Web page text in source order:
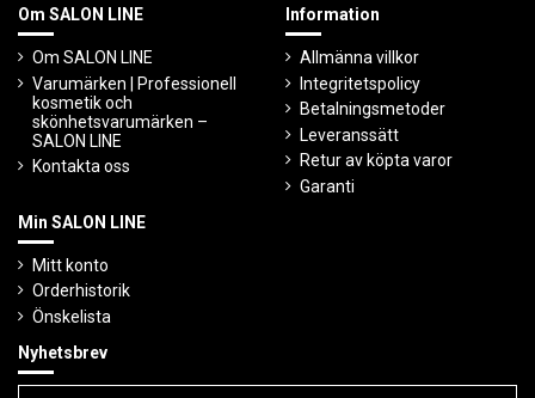
Om SALON LINE
Om SALON LINE
Varumärken | Professionell
kosmetik och
skönhetsvarumärken –
SALON LINE
Kontakta oss
Information
Allmänna villkor
Integritetspolicy
Betalningsmetoder
Leveranssätt
Retur av köpta varor
Garanti
Min SALON LINE
Mitt konto
Orderhistorik
Önskelista
Nyhetsbrev